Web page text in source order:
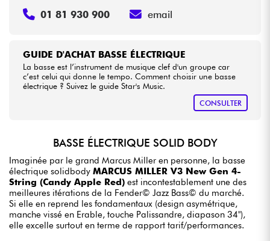
GUIDE D'ACHAT BASSE ÉLECTRIQUE
La basse est l’instrument de musique clef d'un groupe car
c’est celui qui donne le tempo. Comment choisir une basse
électrique ? Suivez le guide Star's Music.
CONSULTER
01 81 930 900 email
BASSE ÉLECTRIQUE SOLID BODY
Imaginée par le grand Marcus Miller en personne, la basse
électrique solidbody MARCUS MILLER V3 New Gen 4-
String (Candy Apple Red) est incontestablement une des
meilleures itérations de la Fender© Jazz Bass© du marché.
Si elle en reprend les fondamentaux (design asymétrique,
manche vissé en Erable, touche Palissandre, diapason 34"),
elle excelle surtout en terme de rapport tarif/performances.